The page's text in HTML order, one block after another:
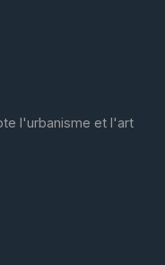
l'urbanisme et l'art